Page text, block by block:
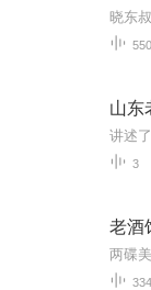
550
山东
3
老酒
334